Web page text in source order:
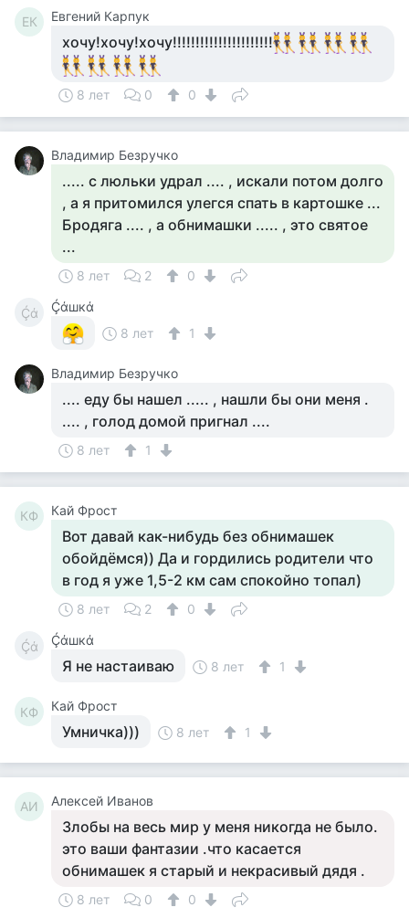
ЕК Евгений Карпук
хочу!хочу!хочу!!!!!!!!!!!!!!!!!!!!!!
8 лет 0 0
Владимир Безручко
..... с люльки удрал .... , искали потом долго
, а я притомился улегся спать в картошке ...
Бродяга .... , а обнимашки ..... , это святое
...
8 лет 2 0
Ḉά
Ḉάшкά
8 лет
1
Владимир Безручко
.... еду бы нашел ..... , нашли бы они меня .
.... , голод домой пригнал ....
8 лет 1
КФ Кай Фрост
Вот давай как-нибудь без обнимашек
обойдёмся)) Да и гордились родители что
в год я уже 1,5-2 км сам спокойно топал)
8 лет 2 0
Ḉά Ḉάшкά
Я не настаиваю 8 лет 1
КФ Кай Фрост
Умничка))) 8 лет 1
АИ Алексей Иванов
Злобы на весь мир у меня никогда не было.
это ваши фантазии .что касается
обнимашек я старый и некрасивый дядя .
8 лет 0 0